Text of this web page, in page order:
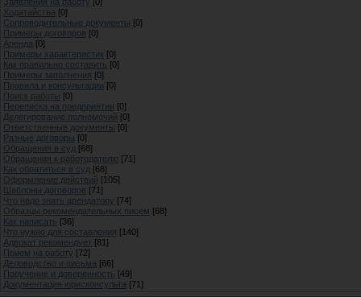
Ходатайства [0]
Сопроводительные документы [0]
Примеры договоров [0]
Аренда [0]
Примеры характеристик [0]
Как правильно составить [0]
Примеры заполнения [0]
Правила и консультации [0]
Поиск работы [0]
Переписка на предприятии [0]
Делегирование полномочий [0]
Ответственные документы [0]
Разные договоры [0]
Обращения в суд [68]
Обращения к работодателю [71]
Как обратиться в суд [68]
Оформление действий [105]
Шаблоны договоров [71]
Что надо знать арендатору [74]
Образцы рекомендательных писем [68]
Как написать [36]
Что нужно для составления [140]
Адвокат рекомендует [81]
Прием на работу [72]
Деловодство и письма [66]
Поручение и доверенность [49]
Документация юрисконсульта [71]